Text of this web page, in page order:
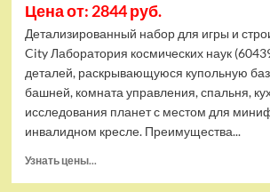
Цена от: 2844 руб.
Детализированный набор для игры и
City Лаборатория космических наук
деталей, раскрывающуюся купольную
башней, комната управления, спальня,
исследования планет с местом для
инвалидном кресле. Преимущества...
Узнать цены...